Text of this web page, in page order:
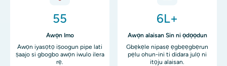
55
Awọn Imo
Awọn iyasọtọ iṣoogun pipe lati
ṣaajo si gbogbo awọn iwulo ilera
rẹ.
6L+
Awọn alaisan Sin ni ọdọọdun
Gbẹkẹle nipasẹ ẹgbẹẹgbẹrun
pẹlu ohun-ini ti didara julọ ni
itọju alaisan.